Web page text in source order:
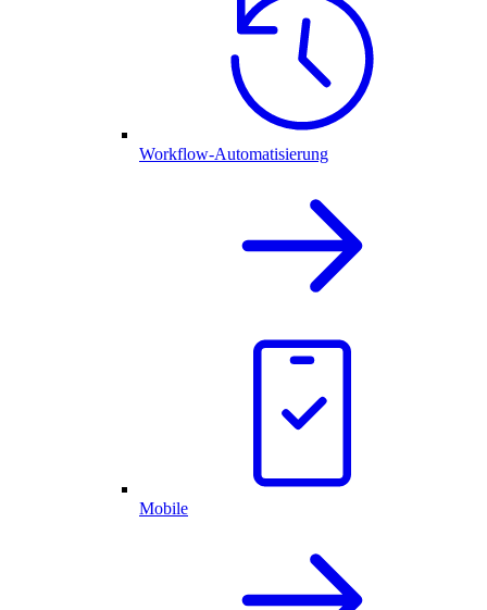
Workflow-Automatisierung
Mobile